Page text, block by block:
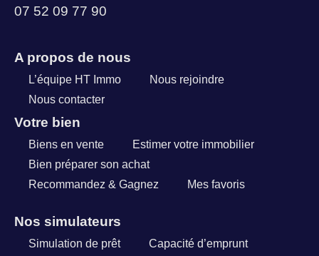
07 52 09 77 90
A propos de nous
L’équipe HT Immo
Nous rejoindre
Nous contacter
Votre bien
Biens en vente
Estimer votre immobilier
Bien préparer son achat
Recommandez & Gagnez
Mes favoris
Nos simulateurs
Simulation de prêt
Capacité d’emprunt